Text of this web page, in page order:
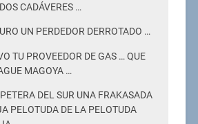
CADÁVERES …
UN PERDEDOR DERROTADO …
TU PROVEEDOR DE GAS … QUE
MAGOYA …
DEL SUR UNA FRAKASADA
PELOTUDA DE LA PELOTUDA